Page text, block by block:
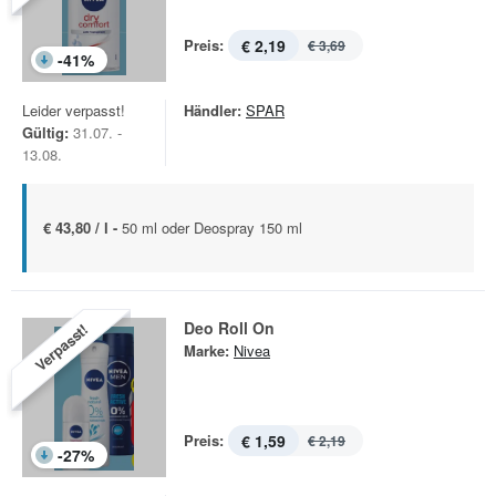
-41%
Preis: € 2,19 € 3,69
Leider verpasst!
Gültig: 31.07. -
13.08.
Händler: SPAR
€ 43,80 / l - 50 ml oder Deospray 150 ml
Verpasst!
-27%
Deo Roll On
Marke: Nivea
Preis: € 1,59 € 2,19